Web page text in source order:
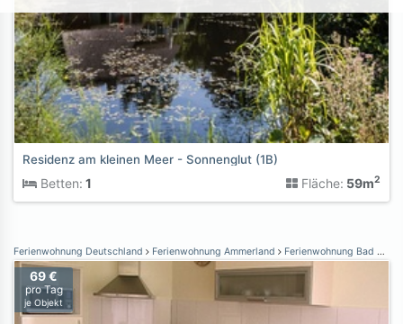
Residenz am kleinen Meer - Sonnenglut (1B)
Betten: 1 Fläche: 59m2
Ferienwohnung Deutschland Ferienwohnung Ammerland Ferienwohnung Bad Zwischenahn
69 €
pro Tag
je Objekt